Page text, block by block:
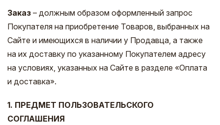
Заказ – должным образом оформленный запрос
Покупателя на приобретение Товаров, выбранных на
Сайте и имеющихся в наличии у Продавца, а также
на их доставку по указанному Покупателем адресу
на условиях, указанных на Сайте в разделе «Оплата
и доставка».
1. ПРЕДМЕТ ПОЛЬЗОВАТЕЛЬСКОГО
СОГЛАШЕНИЯ